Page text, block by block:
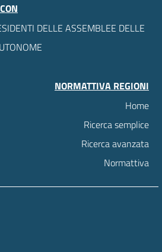
DELLE ASSEMBLEE DELLE
NORMATTIVA REGIONI
Home
Ricerca semplice
Ricerca avanzata
Normattiva